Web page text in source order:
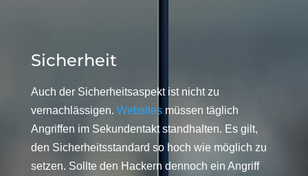
Sicherheit
Auch der Sicherheitsaspekt ist nicht zu
vernachlässigen. Websitesmüssen täglich
Angriffen im Sekundentakt standhalten. Es gilt,
den Sicherheitsstandard so hoch wie möglich zu
setzen. Sollte den Hackern dennoch ein Angriff